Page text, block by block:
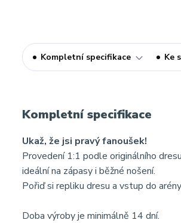
Kompletní specifikace Ke
Kompletní specifikace
Ukaž, že jsi pravý fanoušek!
Provedení 1:1 podle originálního
ideální na zápasy i běžné nošení.
Pořiď si repliku dresu a vstup do
Doba výroby je minimálně 14 dní.